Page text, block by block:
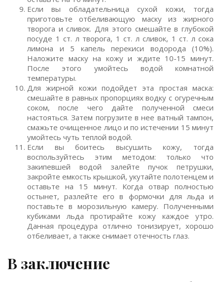
Если вы обладательница сухой кожи, тогда
приготовьте отбеливающую маску из жирного
творога и сливок. Для этого смешайте в глубокой
посуде 1 ст. л творога, 1 ст. л сливок, 1 ст. л сока
лимона и 5 капель перекиси водорода (10%).
Наложите маску на кожу и ждите 10-15 минут.
После этого умойтесь водой комнатной
температуры.
Для жирной кожи подойдет эта простая маска:
смешайте в равных пропорциях водку с огуречным
соком, после чего дайте полученной смеси
настояться. Затем погрузите в нее ватный тампон,
смажьте очищенное лицо и по истечении 15 минут
умойтесь чуть теплой водой.
Если вы боитесь высушить кожу, тогда
воспользуйтесь этим методом: только что
закипевшей водой залейте пучок петрушки,
закройте емкость крышкой, укутайте полотенцем и
оставьте на 15 минут. Когда отвар полностью
остынет, разлейте его в формочки для льда и
поставьте в морозильную камеру. Полученными
кубиками льда протирайте кожу каждое утро.
Данная процедура отлично тонизирует, хорошо
отбеливает, а также снимает отечность глаз.
В заключение